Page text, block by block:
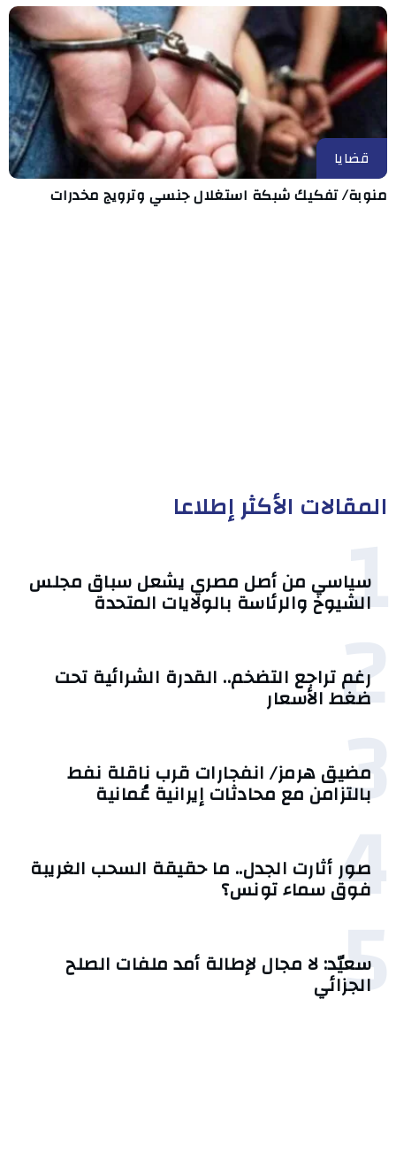
قضايا
منوبة/ تفكيك شبكة استغلال جنسي وترويج مخدرات
المقالات الأكثر إطلاعا
1
سياسي من أصل مصري يشعل سباق مجلس
الشيوخ والرئاسة بالولايات المتحدة
2
رغم تراجع التضخم.. القدرة الشرائية تحت
ضغط الأسعار
3
مضيق هرمز/ انفجارات قرب ناقلة نفط
بالتزامن مع محادثات إيرانية عُمانية
4
صور أثارت الجدل.. ما حقيقة السحب الغريبة
فوق سماء تونس؟
5
سعيّد: لا مجال لإطالة أمد ملفات الصلح
الجزائي